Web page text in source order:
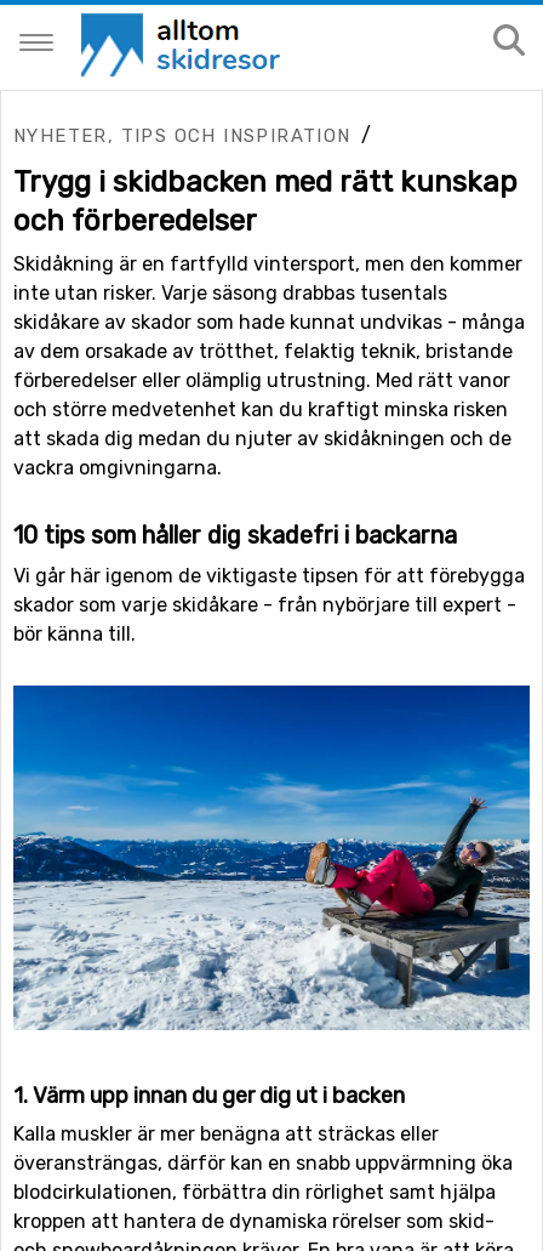
NYHETER, TIPS OCH INSPIRATION /
Trygg i skidbacken med rätt kunskap
och förberedelser
Skidåkning är en fartfylld vintersport, men den kommer
inte utan risker. Varje säsong drabbas tusentals
skidåkare av skador som hade kunnat undvikas - många
av dem orsakade av trötthet, felaktig teknik, bristande
förberedelser eller olämplig utrustning. Med rätt vanor
och större medvetenhet kan du kraftigt minska risken
att skada dig medan du njuter av skidåkningen och de
vackra omgivningarna.
10 tips som håller dig skadefri i backarna
Vi går här igenom de viktigaste tipsen för att förebygga
skador som varje skidåkare - från nybörjare till expert -
bör känna till.
1. Värm upp innan du ger dig ut i backen
Kalla muskler är mer benägna att sträckas eller
överansträngas, därför kan en snabb uppvärmning öka
blodcirkulationen, förbättra din rörlighet samt hjälpa
kroppen att hantera de dynamiska rörelser som skid-